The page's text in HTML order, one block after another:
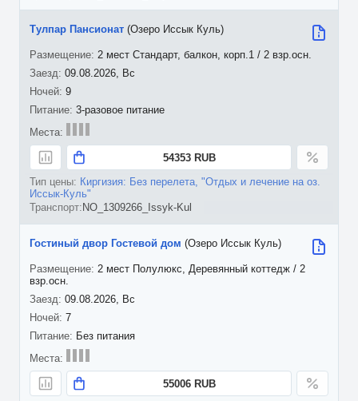
09.08.2026, Вс
9
Тулпар Пансионат (Озеро Иссык Куль)
2 мест Стандарт, балкон, корп.1 / 2 взр.осн.
3-разовое питание
54353 RUB
Киргизия: Без перелета, "Отдых и лечение на оз.
Иссык-Куль"
NO_1309266_Issyk-Kul
09.08.2026, Вс
7
Гостиный двор Гостевой дом (Озеро Иссык Куль)
2 мест Полулюкс, Деревянный коттедж / 2
взр.осн.
Без питания
55006 RUB